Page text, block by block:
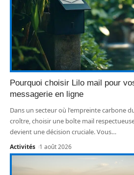
Pourquoi choisir Lilo mail pour
messagerie en ligne
Dans un secteur où l'empreinte carbone
croître, choisir une boîte mail
devient une décision cruciale. Vous…
Activités 1 août 2026